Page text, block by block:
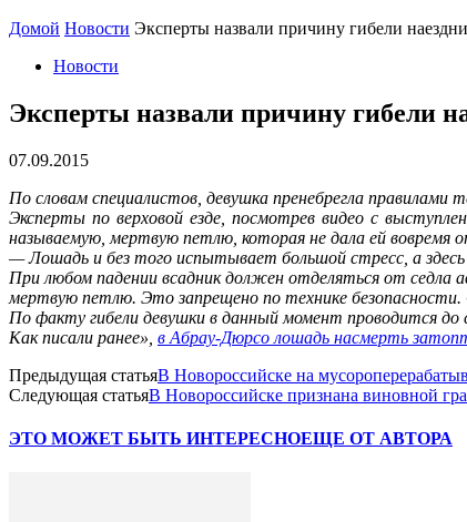
Домой Новости Эксперты назвали причину гибели
Новости
Эксперты назвали причину гибели
07.09.2015
По словам специалистов, девушка пренебрегла правилами
Эксперты по верховой езде, посмотрев видео с
называемую, мертвую петлю, которая не дала ей вовремя
— Лошадь и без того испытывает большой стресс, а
При любом падении всадник должен отделяться от седла
мертвую петлю. Это запрещено по технике
По факту гибели девушки в данный момент проводится до
Как писали ранее», в Абрау-Дюрсо лошадь насмерть
Предыдущая статьяВ Новороссийске на
Следующая статьяВ Новороссийске признана виновной
ЭТО МОЖЕТ БЫТЬ ИНТЕРЕСНОЕЩЕ ОТ АВТОРА